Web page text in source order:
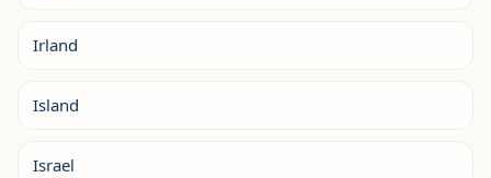
Irland
Island
Israel